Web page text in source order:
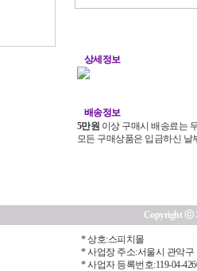
상세정보
배송정보
5만원 이상 구매시 배송료는
모든 구매상품은 입금하신 날
Copyright ⓒ
* 상호:스피치몰
* 사업장 주소:서울시 관악구
* 사업자 등록번호:119-04-